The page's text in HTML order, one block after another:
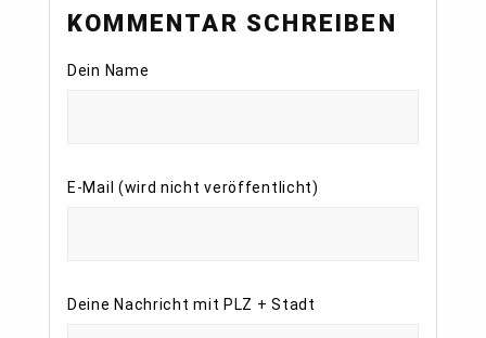
KOMMENTAR SCHREIBEN
Dein Name
E-Mail (wird nicht veröffentlicht)
Deine Nachricht mit PLZ + Stadt